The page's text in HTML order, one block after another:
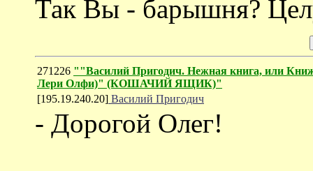
Так Вы - барышня?
271226 ""Василий Пригодич. Нежная книга, или
Лери Олфи)" (КОШАЧИЙ ЯЩИК)"
[195.19.240.20] Василий Пригодич
- Дорогой Олег!